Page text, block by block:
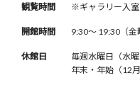
観覧時間
※ギャラリー入
開館時間 9:30〜 19:30（金
休館日
毎週水曜日（水
年末・年始（12